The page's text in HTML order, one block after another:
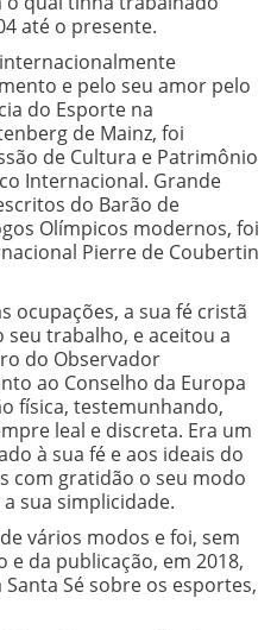
até o presente.
e pelo seu amor pelo
do Esporte na
de Mainz, foi
de Cultura e Patrimônio
Internacional. Grande
do Barão de
Olímpicos modernos, foi
Pierre de Coubertin
ocupações, a sua fé cristã
trabalho, e aceitou a
do Observador
ao Conselho da Europa
física, testemunhando,
leal e discreta. Era um
à sua fé e aos ideais do
com gratidão o seu modo
sua simplicidade.
vários modos e foi, sem
da publicação, em 2018,
Sé sobre os esportes,